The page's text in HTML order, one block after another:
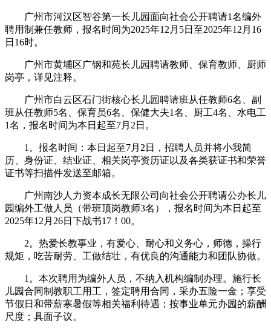
广州市河汉区智谷第一长儿园面向社会公开聘请1名编外
聘用制兼任教师，报名时间为2025年12月5日至2025年12月16
日16时。
广州市黄埔区广钢和苑长儿园聘请教师、保育教师、厨师
岗亭，详见注释。
广州市白云区石门街核心长儿园聘请班从任教师6名、副
班从任教师5名、保育员6名、保健大夫1名、厨工4名、水电工
1名，报名时间为本日起至7月2日。
1。报名时间：本日起至7月2日，招聘人员并将小我简
历、身份证、结业证、相关岗亭资历证以及各类获证书和荣誉
证书等扫描件发送至邮箱。
广州南沙人力资本成长无限公司向社会公开聘请公办长儿
园编外工做人员（带班顶岗教师3名），报名时间为本日起至
2025年12月26日下战书17！00。
2。热爱长教事业，有爱心、耐心和义务心，师德，操行
规矩，吃苦耐劳、工做结壮，有优良的沟通能力和团队协做。
1。本次聘用为编外人员，不纳入机构编制办理。施行长
儿园合同制教职工用工，签定聘用合同，采办五险一金；享受
节假日和带薪寒暑假等相关福利待遇；按事业单元办园的薪酬
尺度；具面子议。